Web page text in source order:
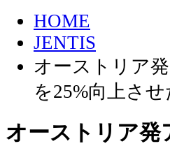
HOME
JENTIS
オーストリア
を25%向上さ
オーストリア発